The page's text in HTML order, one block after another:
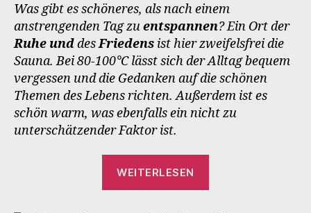
Was gibt es schöneres, als nach einem
anstrengenden Tag zuentspannen? Ein Ort der
Ruhe unddesFriedens ist hier zweifelsfrei die
Sauna. Bei 80-100°C lässt sich der Alltag bequem
vergessen und die Gedanken auf die schönen
Themen des Lebens richten. Außerdem ist es
schön warm, was ebenfalls ein nicht zu
unterschätzender Faktor ist.
WEITERLESEN